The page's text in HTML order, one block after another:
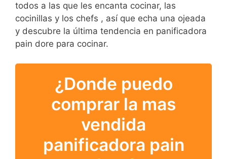
todos a las que les encanta cocinar, las
cocinillas y los chefs , así que echa una ojeada
y descubre la última tendencia en panificadora
pain dore para cocinar.
¿Donde puedo
comprar la mas
vendida
panificadora pain